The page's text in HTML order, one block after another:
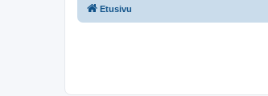
Etusivu